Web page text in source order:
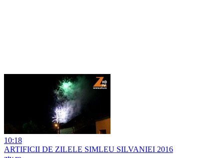
10:18
ARTIFICII DE ZILELE SIMLEU SILVANIEI 2016